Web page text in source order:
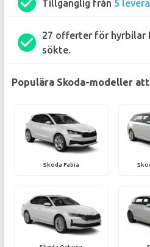
Tillgänglig från 5
check_circle
27 offerter för hyrbilar
sökte.
Populära Skoda-modeller
Skoda Fabia